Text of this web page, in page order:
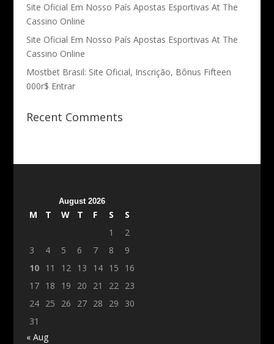
Site Oficial Em Nosso País Apostas Esportivas At The
Cassino Online
Site Oficial Em Nosso País Apostas Esportivas At The
Cassino Online
Mostbet Brasil: Site Oficial, Inscrição, Bônus Fifteen
000r$ Entrar
Recent Comments
August 2026
M T W T F S
S
1
2
3
4 5 6 7 8
9
10
11 12 13 14 15
16
17
18 19 20 21 22
23
24
25 26 27 28 29
30
31
« Aug